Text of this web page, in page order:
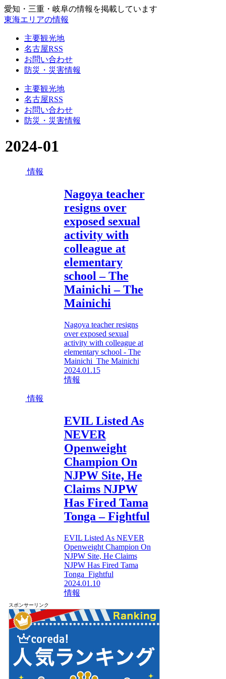
愛知・三重・岐阜の情報を掲載しています
東海エリアの情報
主要観光地
名古屋RSS
お問い合わせ
防災・災害情報
主要観光地
名古屋RSS
お問い合わせ
防災・災害情報
2024-01
情報
Nagoya teacher
resigns over
exposed sexual
activity with
colleague at
elementary
school – The
Mainichi – The
Mainichi
Nagoya teacher resigns
over exposed sexual
activity with colleague at
elementary school - The
Mainichi The Mainichi
2024.01.15
情報
情報
EVIL Listed As
NEVER
Openweight
Champion On
NJPW Site, He
Claims NJPW
Has Fired Tama
Tonga – Fightful
EVIL Listed As NEVER
Openweight Champion On
NJPW Site, He Claims
NJPW Has Fired Tama
Tonga Fightful
2024.01.10
情報
スポンサーリンク